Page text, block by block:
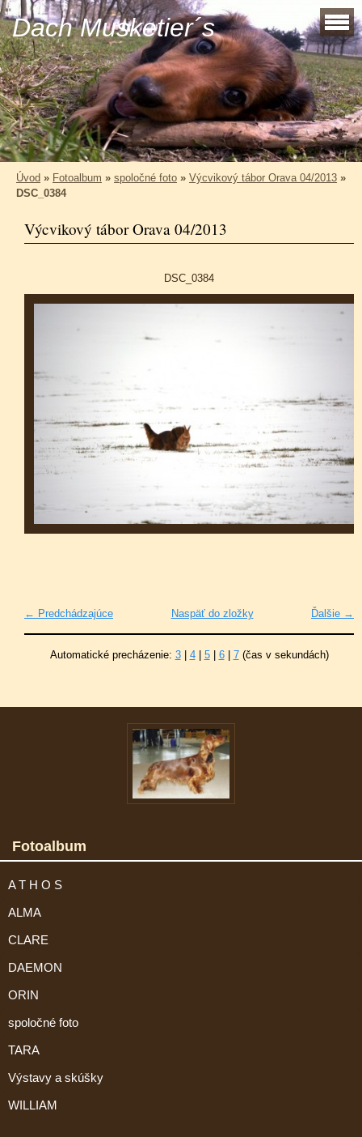
Dach Musketier´s
Úvod » Fotoalbum » spoločné foto » Výcvikový tábor Orava 04/2013 »
DSC_0384
Výcvikový tábor Orava 04/2013
DSC_0384
← Predchádzajúce Ďalšie →
Naspäť do zložky
Automatické precházenie: 3| 4| 5| 6| 7(čas v sekundách)
Fotoalbum
A T H O S
ALMA
CLARE
DAEMON
ORIN
spoločné foto
TARA
Výstavy a skúšky
WILLIAM